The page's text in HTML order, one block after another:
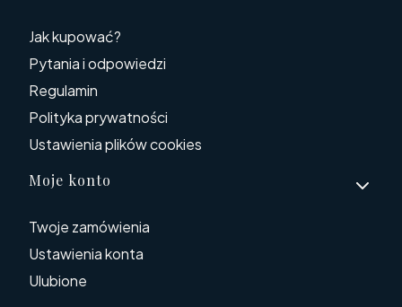
Jak kupować?
Pytania i odpowiedzi
Regulamin
Polityka prywatności
Ustawienia plików cookies
Moje konto
Twoje zamówienia
Ustawienia konta
Ulubione